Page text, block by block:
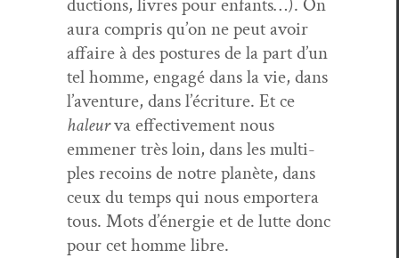
duc­tions, livres pour enfants…). On
aura com­pris qu’on ne peut avoir
affaire à des pos­tures de la part d’un
tel homme, engagé dans la vie, dans
l’aventure, dans l’écriture. Et ce
haleurva effec­tive­ment nous
emmen­er très loin, dans les mul­ti­
ples recoins de notre planète, dans
ceux du temps qui nous emportera
tous. Mots d’énergie et de lutte donc
pour cet homme libre.